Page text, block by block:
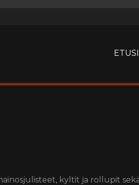
kyltit ja rollupit